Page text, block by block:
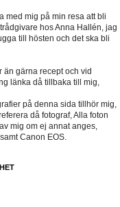
med mig på min resa att bli
hos Anna Hallén, jag
till hösten och det ska bli
än gärna recept och vid
länka då tillbaka till mig,
på denna sida tillhör mig,
då fotograf, Alla foton
mig om ej annat anges,
Canon EOS.